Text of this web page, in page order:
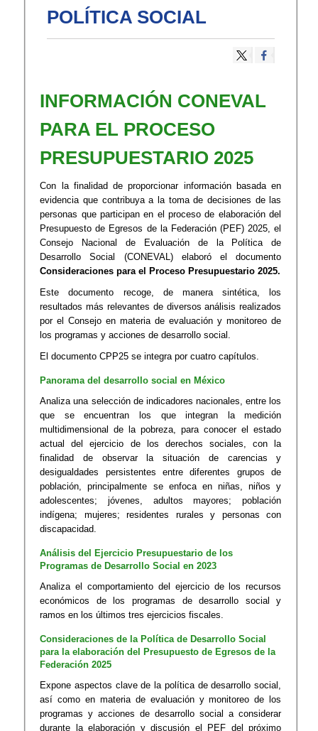
POLÍTICA SOCIAL
​INFORMACIÓN CONEVAL
PARA EL PROCESO
PRESUPUESTARIO 2025
Con la finalidad de proporcionar información basada en
evidencia que contribuya a la toma de decisiones de las
personas que participan en el proceso de elaboración del
Presupuesto de Egresos de la Federación (PEF) 2025, el
Consejo Nacional de Evaluación de la Política de
Desarrollo Social (CONEVAL) elaboró el documento
Consideraciones para el Proceso Presupuestario 2025.
Este documento recoge, de manera sintética, los
resultados más relevantes de diversos análisis realizados
por el Consejo en materia de evaluación y monitoreo de
los programas y acciones de desarrollo social.
El documento CPP25 se integra por cuatro capítulos.
Panorama del desarrollo social en México
Analiza una selección de indicadores nacionales, entre los
que se encuentran los que integran la medición
multidimensional de la pobreza, para conocer el estado
actual del ejercicio de los derechos sociales, con la
finalidad de observar la situación de carencias y
desigualdades persistentes entre diferentes grupos de
población, principalmente se enfoca en niñas, niños y
adolescentes; jóvenes, adultos mayores; población
indígena; mujeres; residentes rurales y personas con
discapacidad.
Análisis del Ejercicio Presupuestario de los
Programas de Desarrollo Social en 2023
Analiza el comportamiento del ejercicio de los recursos
económicos de los programas de desarrollo social y
ramos en los últimos tres ejercicios fiscales.
Consideraciones de la Política de Desarrollo Social
para la elaboración del Presupuesto de Egresos de la
Federación 2025
Expone aspectos clave de la política de desarrollo social,
así como en materia de evaluación y monitoreo de los
programas y acciones de desarrollo social a considerar
durante la elaboración y discusión el PEF del próximo